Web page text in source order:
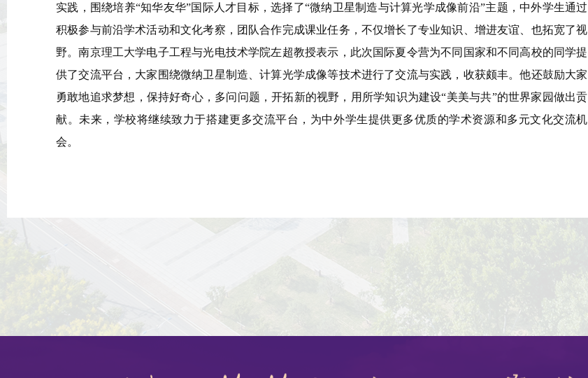
实践，围绕培养“知华友华”国际人才目标，选择了“微纳卫星制造与计算光学成像前沿”主题，中外学生通过
积极参与前沿学术活动和文化考察，团队合作完成课业任务，不仅增长了专业知识、增进友谊、也拓宽了视
野。南京理工大学电子工程与光电技术学院左超教授表示，此次国际夏令营为不同国家和不同高校的同学提
供了交流平台，大家围绕微纳卫星制造、计算光学成像等技术进行了交流与实践，收获颇丰。他还鼓励大家
勇敢地追求梦想，保持好奇心，多问问题，开拓新的视野，用所学知识为建设“美美与共”的世界家园做出贡
献。未来，学校将继续致力于搭建更多交流平台，为中外学生提供更多优质的学术资源和多元文化交流机
会。